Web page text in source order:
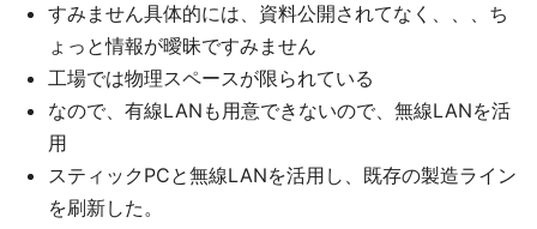
すみません具体的には、資料公開されてなく、、、ち
ょっと情報が曖昧ですみません
工場では物理スペースが限られている
なので、有線LANも用意できないので、無線LANを活
用
スティックPCと無線LANを活用し、既存の製造ライン
を刷新した。